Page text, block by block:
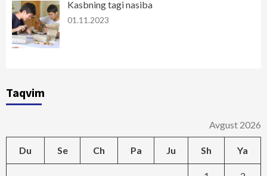
Kasbning tagi nasiba
01.11.2023
Taqvim
Avgust 2026
Du Se Ch Pa Ju Sh Ya